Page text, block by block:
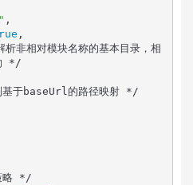
,
,
*/